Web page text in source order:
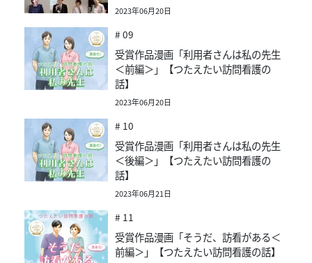
2023年06月20日
# 09
受賞作品漫画「利用者さんは私の先生
＜前編＞」【つたえたい訪問看護の
話】
2023年06月20日
# 10
受賞作品漫画「利用者さんは私の先生
＜後編＞」【つたえたい訪問看護の
話】
2023年06月21日
# 11
受賞作品漫画「そうだ、訪看がある＜
前編＞」【つたえたい訪問看護の話】